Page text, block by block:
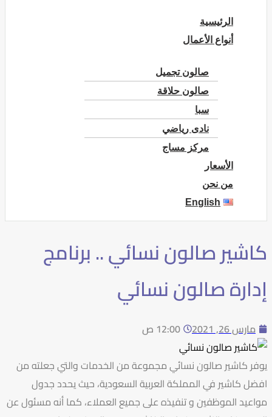
الرئيسية
أنواع الأعمال
صالون تجميل
صالون حلاقة
سبا
نادى رياضي
مركز مساج
الأسعار
من نحن
English
كاشير صالون نسائي .. برنامج
إدارة صالون نسائي
مارس 26, 2021
12:00 ص
يوفر كاشير صالون نسائي مجموعة من الخدمات والتي جعلته من
افضل كاشير في المملكة العربية السعودية، حيث يحدد جدول
مواعيد الموظفين و تنفيذه على جميع العملاء، كما أنه مسئول عن